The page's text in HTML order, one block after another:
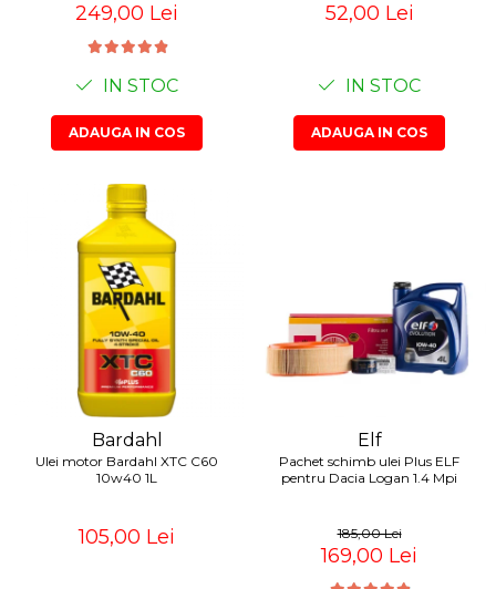
249,00 Lei
IN STOC
ADAUGA IN COS
52,00 Lei
IN STOC
ADAUGA IN COS
Bardahl
Ulei motor Bardahl XTC C60
10w40 1L
105,00 Lei
Elf
Pachet schimb ulei Plus ELF
pentru Dacia Logan 1.4 Mpi
185,00 Lei
169,00 Lei